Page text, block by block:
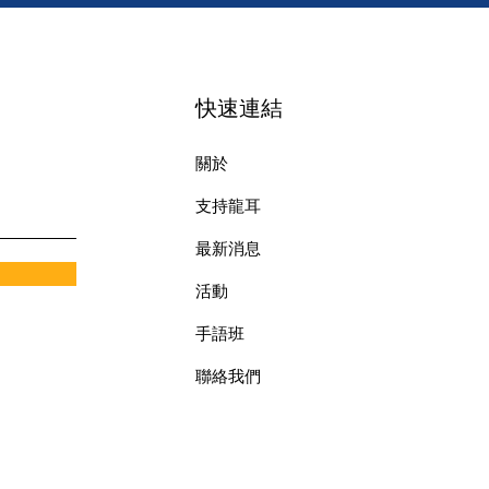
快速連結
關於
支持龍耳
最新消息
​活動
手語班
​聯絡我們